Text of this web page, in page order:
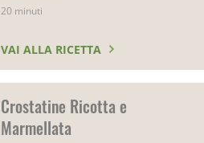
20 minuti
VAI ALLA RICETTA
Crostatine Ricotta e
Marmellata